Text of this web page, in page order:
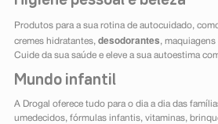
Produtos para a sua rotina de autocuidado,
cremes hidratantes, desodorantes, maquiagens
Cuide da sua saúde e eleve a sua autoestima
Mundo infantil
A Drogal oferece tudo para o dia a dia das
umedecidos, fórmulas infantis, vitaminas,